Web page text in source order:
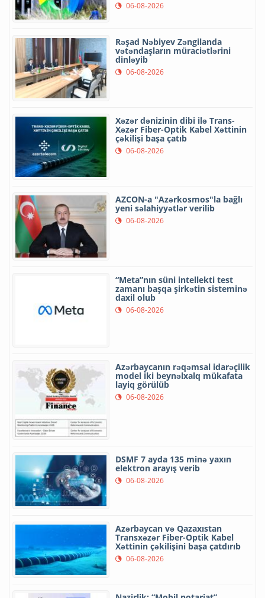
06-08-2026
Rəşad Nəbiyev Zəngilanda
vətəndaşların müraciətlərini
dinləyib
06-08-2026
Xəzər dənizinin dibi ilə Trans-
Xəzər Fiber-Optik Kabel Xəttinin
çəkilişi başa çatıb
06-08-2026
AZCON-a "Azərkosmos"la bağlı
yeni səlahiyyətlər verilib
06-08-2026
“Meta”nın süni intellekti test
zamanı başqa şirkətin sisteminə
daxil olub
06-08-2026
Azərbaycanın rəqəmsal idarəçilik
model iki beynəlxalq mükafata
layiq görülüb
06-08-2026
DSMF 7 ayda 135 minə yaxın
elektron arayış verib
06-08-2026
Azərbaycan və Qazaxıstan
Transxəzər Fiber-Optik Kabel
Xəttinin çəkilişini başa çatdırıb
06-08-2026